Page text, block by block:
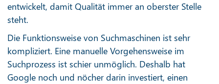
entwickelt, damit Qualität immer an oberster Stelle
steht.
Die Funktionsweise von Suchmaschinen ist sehr
kompliziert. Eine manuelle Vorgehensweise im
Suchprozess ist schier unmöglich. Deshalb hat
Google noch und nöcher darin investiert, einen